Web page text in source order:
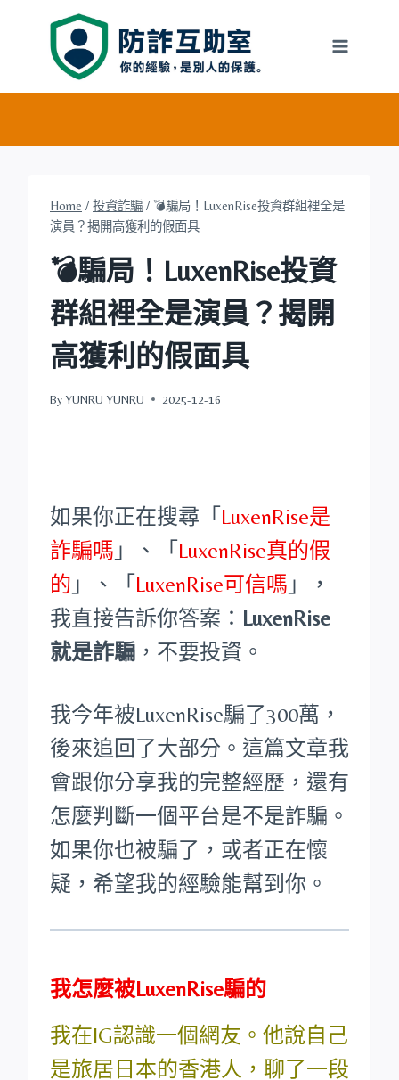
Home / 投資詐騙 / 💣騙局！LuxenRise投資群組裡全是
演員？揭開高獲利的假面具
💣騙局！LuxenRise投資
群組裡全是演員？揭開
高獲利的假面具
By YUNRU YUNRU 2025-12-16
如果你正在搜尋「 LuxenRise是
詐騙嗎 」、「 LuxenRise真的假
的 」、「 LuxenRise可信嗎 」，
我直接告訴你答案： LuxenRise
就是詐騙 ，不要投資。
我今年被LuxenRise騙了300萬，
後來追回了大部分。這篇文章我
會跟你分享我的完整經歷，還有
怎麼判斷一個平台是不是詐騙。
如果你也被騙了，或者正在懷
疑，希望我的經驗能幫到你。
我怎麼被LuxenRise騙的
我在IG認識一個網友。他說自己
是旅居日本的香港人，聊了一段